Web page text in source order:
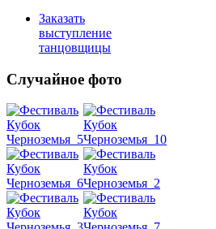
Заказать
выступление
танцовщицы
Случайное фото
Танец